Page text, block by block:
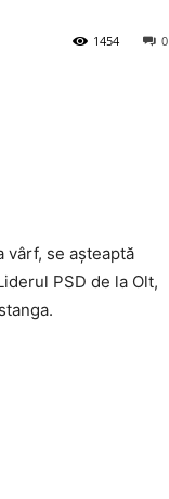
0
1454
vârf, se așteaptă
PSD de la Olt,